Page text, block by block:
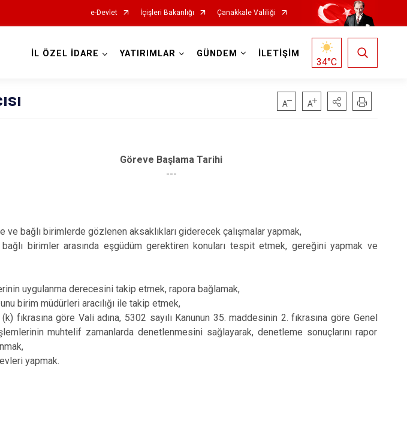
e-Devlet İçişleri Bakanlığı Çanakkale Valiliği
İL ÖZEL İDARE YATIRIMLAR GÜNDEM İLETİŞİM
34°C
Göreve Başlama Tarihi
---
ve bağlı birimlerde gözlenen aksaklıkları giderecek çalışmalar yapmak,
birimler arasında eşgüdüm gerektiren konuları tespit etmek, gereğini yapmak ve
uygulanma derecesini takip etmek, rapora bağlamak,
birim müdürleri aracılığı ile takip etmek,
fıkrasına göre Vali adına, 5302 sayılı Kanunun 35. maddesinin 2. fıkrasına göre Genel
muhtelif zamanlarda denetlenmesini sağlayarak, denetleme sonuçlarını rapor
yapmak.